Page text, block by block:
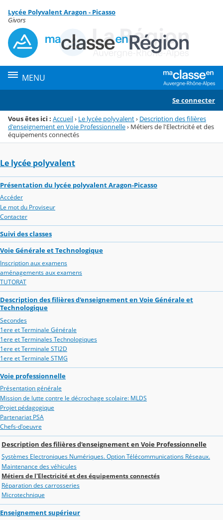
Menu de la rubrique
Contenu
Lycée Polyvalent Aragon - Picasso
Givors
MENU
Se connecter
Vous êtes ici : Accueil› Le lycée polyvalent› Description des filières
d'enseignement en Voie Professionnelle› Métiers de l'Electricité et des
équipements connectés
Le lycée polyvalent
Présentation du lycée polyvalent Aragon-Picasso
Accéder
Le mot du Proviseur
Contacter
Suivi des classes
Voie Générale et Technologique
Inscription aux examens
aménagements aux examens
TUTORAT
Description des filières d'enseignement en Voie Générale et
Technologique
Secondes
1ere et Terminale Générale
1ere et Terminales Technologiques
1ere et Terminale STI2D
1ere et Terminale STMG
Voie professionnelle
Présentation générale
Mission de lutte contre le décrochage scolaire: MLDS
Projet pédagogique
Partenariat PSA
Chefs-d'oeuvre
Description des filières d'enseignement en Voie Professionnelle
Systèmes Electroniques Numériques. Option Télécommunications Réseaux.
Maintenance des véhicules
Métiers de l'Electricité et des équipements connectés
Réparation des carrosseries
Microtechnique
Enseignement supérieur